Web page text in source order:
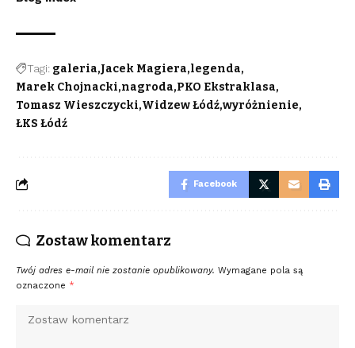
Tagi: galeria Jacek Magiera legenda
Marek Chojnacki nagroda PKO Ekstraklasa
Tomasz Wieszczycki Widzew Łódź wyróżnienie
ŁKS Łódź
Facebook
Zostaw komentarz
Twój adres e-mail nie zostanie opublikowany. Wymagane pola są
oznaczone *